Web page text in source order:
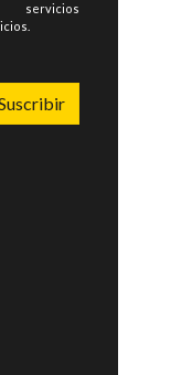
servicios